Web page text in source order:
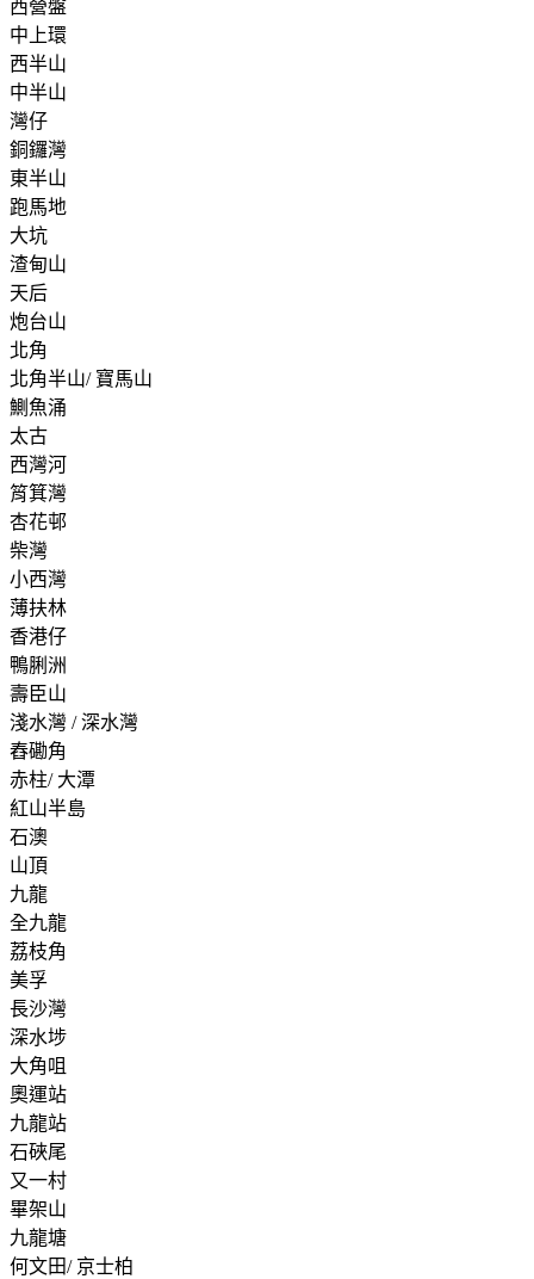
中上環
西半山
中半山
灣仔
銅鑼灣
東半山
跑馬地
大坑
渣甸山
天后
炮台山
北角
北角半山/ 寶馬山
鰂魚涌
太古
西灣河
筲箕灣
杏花邨
柴灣
小西灣
薄扶林
香港仔
鴨脷洲
壽臣山
淺水灣 / 深水灣
舂磡角
赤柱/ 大潭
紅山半島
石澳
山頂
九龍
全九龍
荔枝角
美孚
長沙灣
深水埗
大角咀
奧運站
九龍站
石硤尾
又一村
畢架山
九龍塘
何文田/ 京士柏